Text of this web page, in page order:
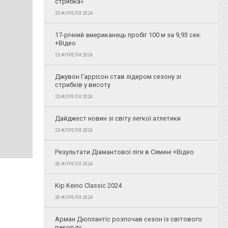
25 АПРЕЛЯ 2024
17-річний американець пробіг 100 м за 9,93 сек.
+Відео
23 АПРЕЛЯ 2024
Джувон Гаррісон став лідером сезону зі
стрибків у висоту
23 АПРЕЛЯ 2024
Дайджест новин зі світу легкої атлетики
23 АПРЕЛЯ 2024
Результати Діамантової ліги в Сямені +Відео
20 АПРЕЛЯ 2024
Kip Keino Classic 2024
20 АПРЕЛЯ 2024
Арман Дюплантіс розпочав сезон із світового